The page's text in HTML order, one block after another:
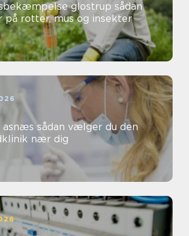
glostrup sådan
på rotter, mus og insekter
vælger du den
nær dig